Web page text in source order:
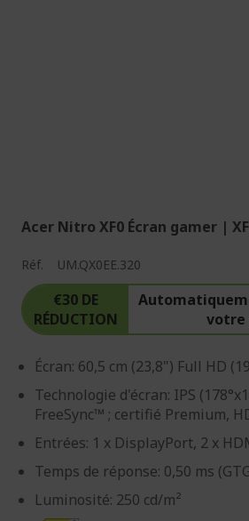
Acer Nitro XF0 Écran gamer |
Réf. UM.QX0EE.320
€30 DE
RÉDUCTION
votre
Écran: 60,5 cm (23,8") Full HD
Technologie d'écran: IPS
FreeSync™ ; certifié Premium,
Entrées: 1 x DisplayPort, 2 x
Temps de réponse: 0,50 ms
Luminosité: 250 cd/m²